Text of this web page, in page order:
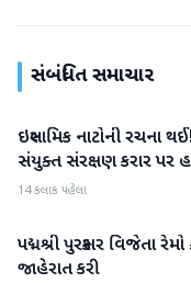
સંબંધિત સમાચાર
આંતરરાષ્ટ્રીય
ઇસ્લામિક નાટોની રચના
સંયુક્ત સંરક્ષણ કરાર પર
14 કલાક પહેલા
આંતરરાષ્ટ્રીય
પદ્મશ્રી પુરસ્કાર વિજેતા
જાહેરાત કરી